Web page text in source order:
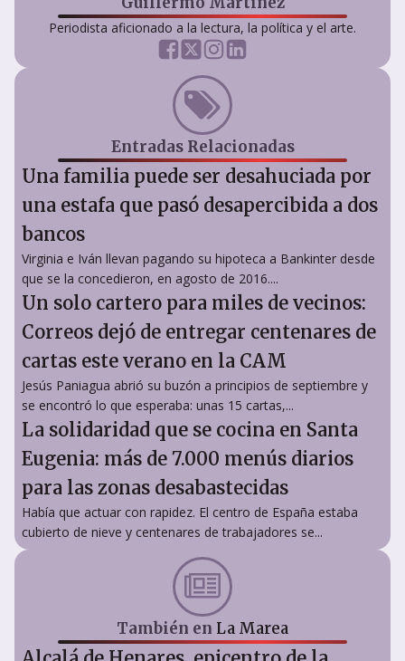
Periodista aficionado a la lectura, la política y el arte.
Entradas Relacionadas
Una familia puede ser desahuciada por
una estafa que pasó desapercibida a dos
bancos
Virginia e Iván llevan pagando su hipoteca a Bankinter desde
que se la concedieron, en agosto de 2016....
Un solo cartero para miles de vecinos:
Correos dejó de entregar centenares de
cartas este verano en la CAM
Jesús Paniagua abrió su buzón a principios de septiembre y
se encontró lo que esperaba: unas 15 cartas,...
La solidaridad que se cocina en Santa
Eugenia: más de 7.000 menús diarios
para las zonas desabastecidas
Había que actuar con rapidez. El centro de España estaba
cubierto de nieve y centenares de trabajadores se...
También en La Marea